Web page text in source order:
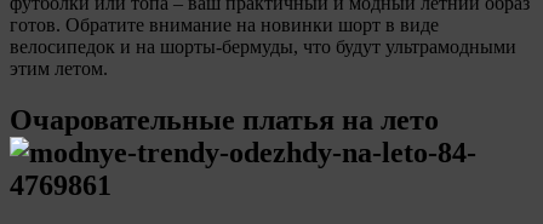
готов. Обратите внимание на новинки шорт в виде
велосипедок и на шорты-бермуды, что будут ультрамодными
этим летом.
Очаровательные платья на лето